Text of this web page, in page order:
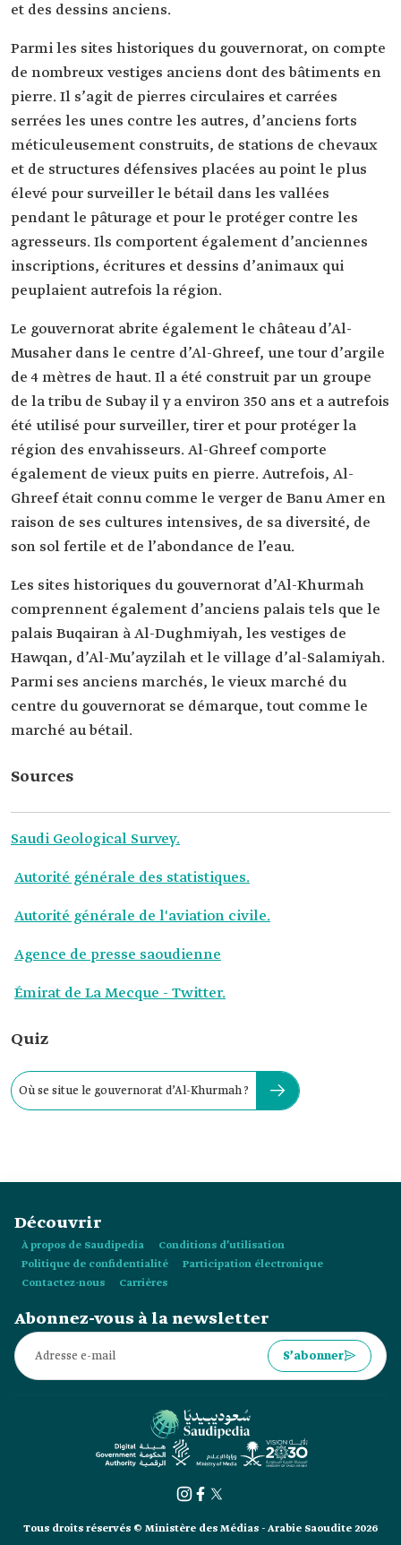
et des dessins anciens.
Parmi les sites historiques du gouvernorat, on compte
de nombreux vestiges anciens dont des bâtiments en
pierre. Il s’agit de pierres circulaires et carrées
serrées les unes contre les autres, d’anciens forts
méticuleusement construits, de stations de chevaux
et de structures défensives placées au point le plus
élevé pour surveiller le bétail dans les vallées
pendant le pâturage et pour le protéger contre les
agresseurs. Ils comportent également d’anciennes
inscriptions, écritures et dessins d’animaux qui
peuplaient autrefois la région.
Le gouvernorat abrite également le château d’Al-
Musaher dans le centre d’Al-Ghreef, une tour d’argile
de 4 mètres de haut. Il a été construit par un groupe
de la tribu de Subay il y a environ 350 ans et a autrefois
été utilisé pour surveiller, tirer et pour protéger la
région des envahisseurs. Al-Ghreef comporte
également de vieux puits en pierre. Autrefois, Al-
Ghreef était connu comme le verger de Banu Amer en
raison de ses cultures intensives, de sa diversité, de
son sol fertile et de l’abondance de l’eau.
Les sites historiques du gouvernorat d’Al-Khurmah
comprennent également d’anciens palais tels que le
palais Buqairan à Al-Dughmiyah, les vestiges de
Hawqan, d’Al-Mu’ayzilah et le village d’al-Salamiyah.
Parmi ses anciens marchés, le vieux marché du
centre du gouvernorat se démarque, tout comme le
marché au bétail.
Sources
Saudi Geological Survey.
Autorité générale des statistiques.
Autorité générale de l'aviation civile.
Agence de presse saoudienne
Émirat de La Mecque - Twitter.
Quiz
Où se situe le gouvernorat d’Al-Khurmah ?
Découvrir
À propos de Saudipedia
Conditions d’utilisation
Politique de confidentialité
Participation électronique
Contactez-nous
Carrières
Abonnez-vous à la newsletter
S’abonner
Tous droits réservés © Ministère des Médias - Arabie Saoudite 2026